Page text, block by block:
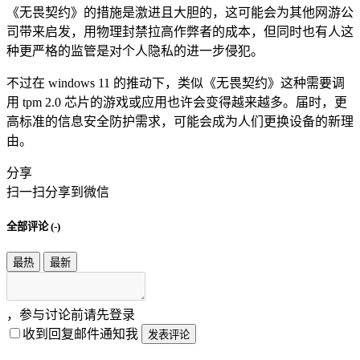
《无畏契约》的措施是激进且大胆的，这可能会为其他网游公
司带来启发，用物理封禁拉高作弊者的成本，但同时也有人这
种更严格的监管是对个人隐私的进一步侵犯。
不过在 windows 11 的推动下，类似《无畏契约》这种需要调
用 tpm 2.0 芯片的游戏或应用也许会变得越来越多。届时，更
高标准的信息安全防护需求，可能会成为人们更换设备的新理
由。
分享
扫一扫分享到微信
全部评论 (-)
最热 最新
，参与讨论前请先登录
收到回复邮件通知我
发表评论